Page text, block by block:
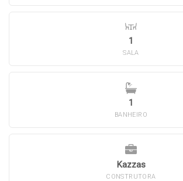
1
SALA
1
BANHEIRO
Kazzas
CONSTRUTORA